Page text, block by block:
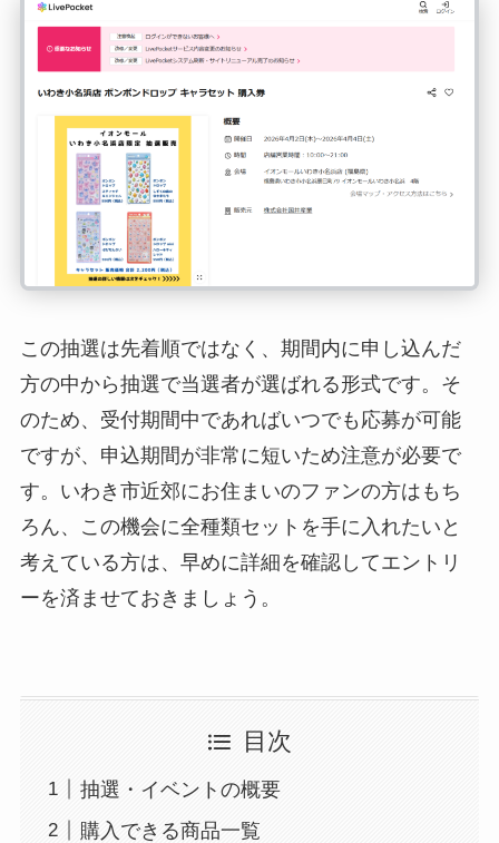
この抽選は先着順ではなく、期間内に申し込んだ
方の中から抽選で当選者が選ばれる形式です。そ
のため、受付期間中であればいつでも応募が可能
ですが、申込期間が非常に短いため注意が必要で
す。いわき市近郊にお住まいのファンの方はもち
ろん、この機会に全種類セットを手に入れたいと
考えている方は、早めに詳細を確認してエントリ
ーを済ませておきましょう。
目次
抽選・イベントの概要
購入できる商品一覧